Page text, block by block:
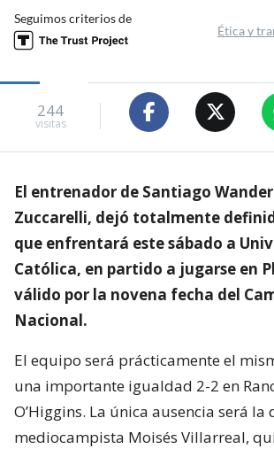
Seguimos criterios de
Ética y
244
visitas
El entrenador de Santiago
Zuccarelli, dejó totalmente
que enfrentará este sábado a
Católica, en partido a jugarse en
válido por la novena fecha del
Nacional.
El equipo será prácticamente el
una importante igualdad 2-2 en
O’Higgins. La única ausencia será la
mediocampista Moisés Villarreal,